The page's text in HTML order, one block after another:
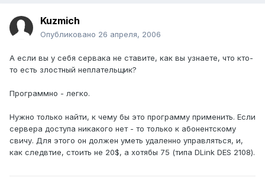
Kuzmich
Опубликовано 26 апреля, 2006
А если вы у себя сервака не ставите, как вы узнаете, что кто-
то есть злостный неплательщик?
Программно - легко.
Нужно только найти, к чему бы это программу применить. Если
сервера доступа никакого нет - то только к абонентскому
свичу. Для этого он должен уметь удаленно управляться, и,
как следвтие, стоить не 20$, а хотябы 75 (типа DLink DES 2108).